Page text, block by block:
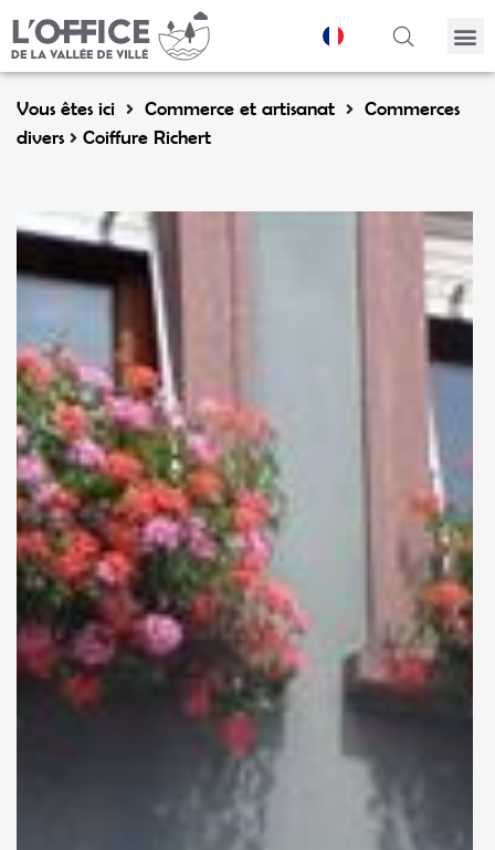
Vous êtes ici Commerce et artisanat
Commerces
divers
Coiffure Richert
Panneau de gestion des cookies